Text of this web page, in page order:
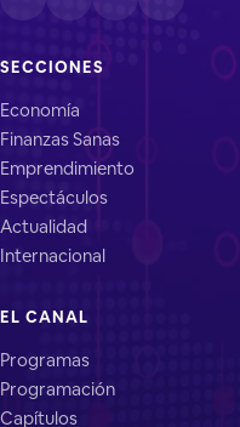
SECCIONES
Economía
Finanzas Sanas
Emprendimiento
Espectáculos
Actualidad
Internacional
EL CANAL
Programas
Programación
Capítulos